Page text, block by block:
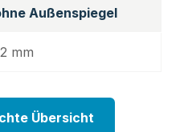
Außenspiegel
mm
Übersicht